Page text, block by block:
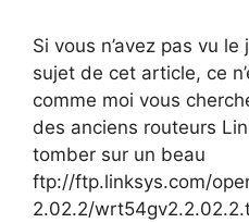
Si vous n’avez pas vu
sujet de cet article, ce
comme moi vous
des anciens routeurs
tomber sur un beau
ftp://ftp.linksys.com/
2.02.2/